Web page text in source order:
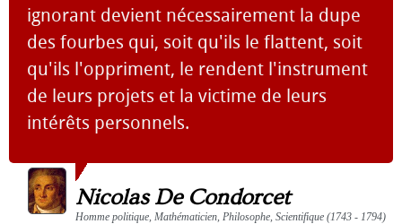
ignorant devient nécessairement la dupe
des fourbes qui, soit qu'ils le flattent, soit
qu'ils l'oppriment, le rendent l'instrument
de leurs projets et la victime de leurs
intérêts personnels.
Nicolas De Condorcet
Homme politique, Mathématicien, Philosophe, Scientifique (1743 - 1794)